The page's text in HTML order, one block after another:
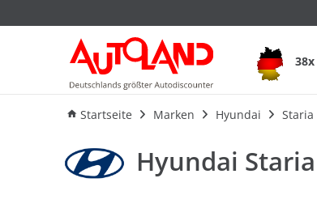
Startseite Marken Hyundai Staria
Hyundai
Ausstattung
Hyundai Staria